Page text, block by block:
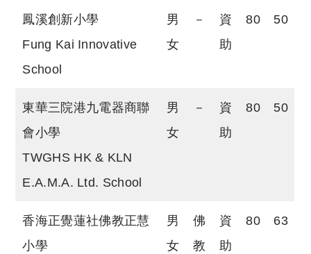
鳳溪創新小學
Fung Kai Innovative
School
男
女
－
資
助
80 50
東華三院港九電器商聯
會小學
TWGHS HK & KLN
E.A.M.A. Ltd. School
男
女
－
資
助
80 50
香海正覺蓮社佛教正慧
小學
男
女
佛
教
資
助
80 63